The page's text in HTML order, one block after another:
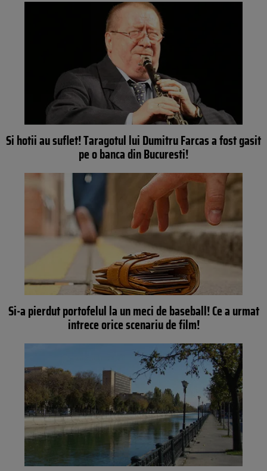
Si hotii au suflet! Taragotul lui Dumitru Farcas a fost gasit
pe o banca din Bucuresti!
Si-a pierdut portofelul la un meci de baseball! Ce a urmat
intrece orice scenariu de film!